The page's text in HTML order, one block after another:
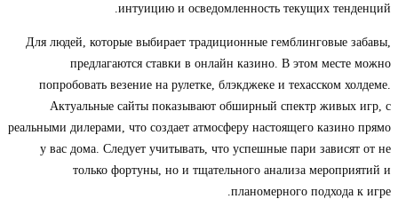
интуицию и осведомленность текущих тенденций.
Для людей, которые выбирает традиционные гемблинговые забавы,
предлагаются ставки в онлайн казино. В этом месте можно
попробовать везение на рулетке, блэкджеке и техасском холдеме.
Актуальные сайты показывают обширный спектр живых игр, с
реальными дилерами, что создает атмосферу настоящего казино прямо
у вас дома. Следует учитывать, что успешные пари зависят от не
только фортуны, но и тщательного анализа мероприятий и
планомерного подхода к игре.